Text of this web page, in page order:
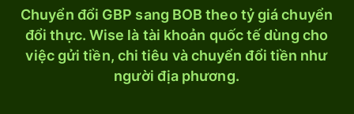
Chuyển đổi GBP sang BOB theo tỷ giá chuyển
đổi thực. Wise là tài khoản quốc tế dùng cho
việc gửi tiền, chi tiêu và chuyển đổi tiền như
người địa phương.